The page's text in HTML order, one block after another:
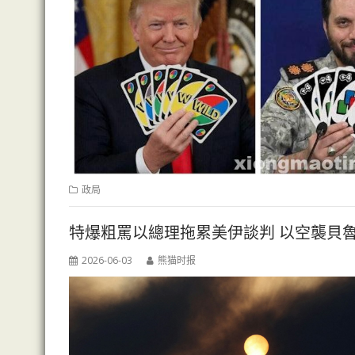
政局
特爆粗罵以總理拖累美伊談判 以空襲貝
2026-06-03 熊猫时报